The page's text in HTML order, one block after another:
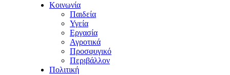
Κοινωνία
Παιδεία
Υγεία
Εργασία
Αγροτικά
Προσφυγικό
Περιβάλλον
Πολιτική